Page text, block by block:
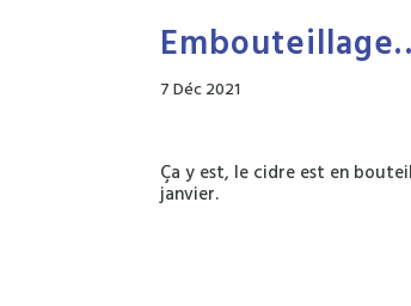
7 Déc 2021
Ça y est, le cidre est en
janvier.